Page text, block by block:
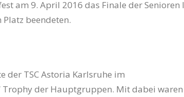
am 9. April 2016 das Finale der Senioren I
Platz beendeten.
der TSC Astoria Karlsruhe im
der Hauptgruppen. Mit dabei waren